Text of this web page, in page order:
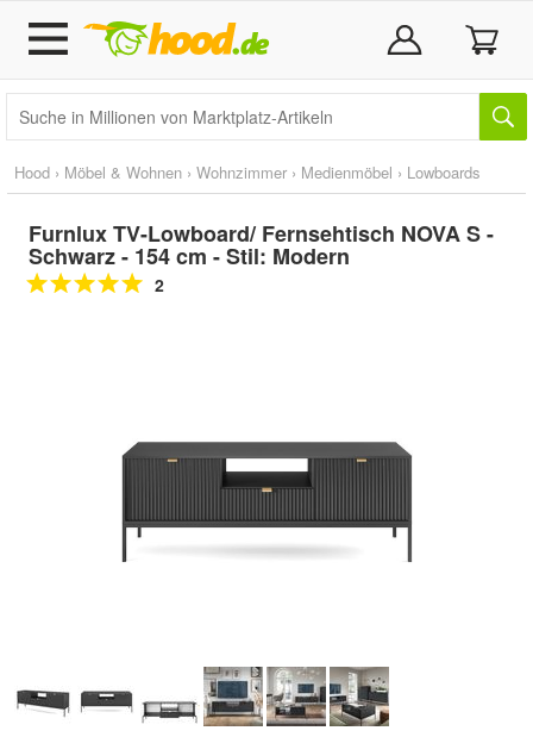
Hood › Möbel & Wohnen › Wohnzimmer › Medienmöbel › Lowboards
Furnlux TV-Lowboard/ Fernsehtisch NOVA S -
Schwarz - 154 cm - Stil: Modern
2